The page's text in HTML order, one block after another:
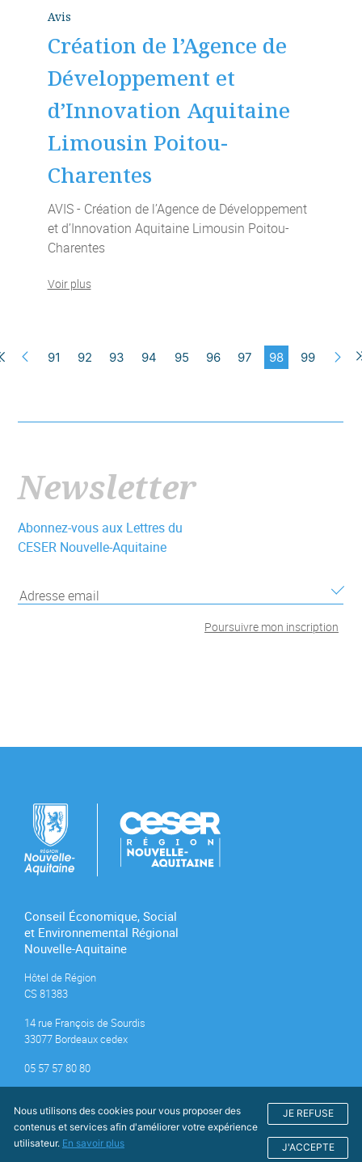
Avis
Création de l’Agence de
Développement et
d’Innovation Aquitaine
Limousin Poitou-
Charentes
AVIS - Création de l’Agence de Développement
et d’Innovation Aquitaine Limousin Poitou-
Charentes
Voir plus
Précédent
91 92 93 94 95 96 97 98 99
Newsletter
Abonnez-vous aux Lettres du
CESER Nouvelle-Aquitaine
Poursuivre mon inscription
Conseil Économique, Social
et Environnemental Régional
Nouvelle-Aquitaine
Hôtel de Région
CS 81383
14 rue François de Sourdis
33077 Bordeaux cedex
05 57 57 80 80
Nous utilisons des cookies pour vous proposer des
contenus et services afin d'améliorer votre expérience
utilisateur. En savoir plus
JE REFUSE
J'ACCEPTE